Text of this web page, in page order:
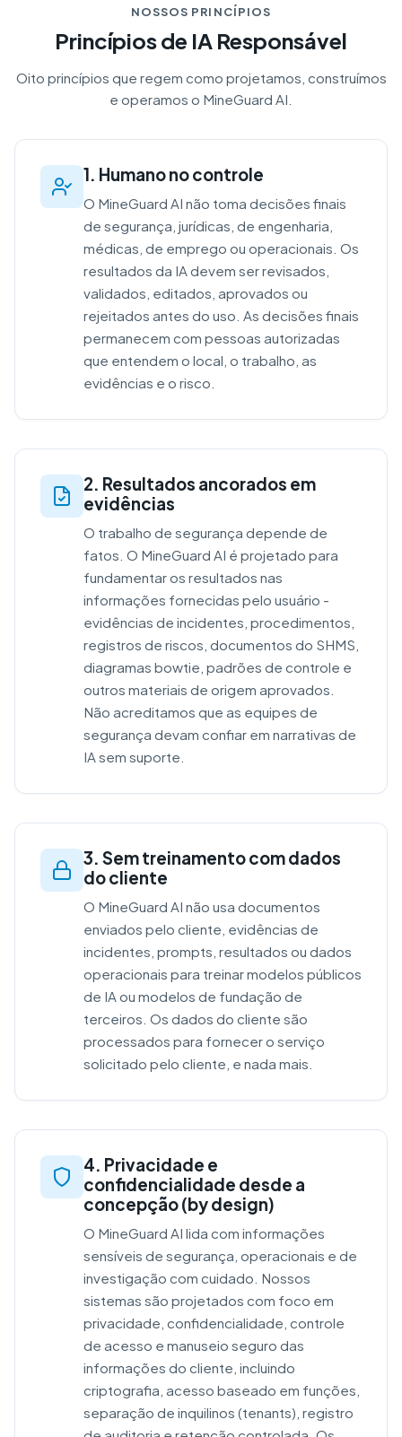
NOSSOS PRINCÍPIOS
Princípios de IA Responsável
Oito princípios que regem como projetamos, construímos
e operamos o MineGuard AI.
1. Humano no controle
O MineGuard AI não toma decisões finais
de segurança, jurídicas, de engenharia,
médicas, de emprego ou operacionais. Os
resultados da IA devem ser revisados,
validados, editados, aprovados ou
rejeitados antes do uso. As decisões finais
permanecem com pessoas autorizadas
que entendem o local, o trabalho, as
evidências e o risco.
2. Resultados ancorados em
evidências
O trabalho de segurança depende de
fatos. O MineGuard AI é projetado para
fundamentar os resultados nas
informações fornecidas pelo usuário -
evidências de incidentes, procedimentos,
registros de riscos, documentos do SHMS,
diagramas bowtie, padrões de controle e
outros materiais de origem aprovados.
Não acreditamos que as equipes de
segurança devam confiar em narrativas de
IA sem suporte.
3. Sem treinamento com dados
do cliente
O MineGuard AI não usa documentos
enviados pelo cliente, evidências de
incidentes, prompts, resultados ou dados
operacionais para treinar modelos públicos
de IA ou modelos de fundação de
terceiros. Os dados do cliente são
processados para fornecer o serviço
solicitado pelo cliente, e nada mais.
4. Privacidade e
confidencialidade desde a
concepção (by design)
O MineGuard AI lida com informações
sensíveis de segurança, operacionais e de
investigação com cuidado. Nossos
sistemas são projetados com foco em
privacidade, confidencialidade, controle
de acesso e manuseio seguro das
informações do cliente, incluindo
criptografia, acesso baseado em funções,
separação de inquilinos (tenants), registro